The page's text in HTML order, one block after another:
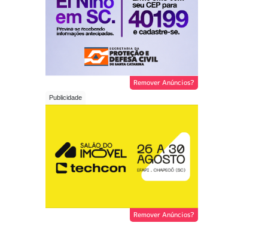
Remover Anúncios?
Remover Anúncios?